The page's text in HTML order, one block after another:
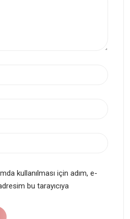
kullanılması için adım, e-
bu tarayıcıya